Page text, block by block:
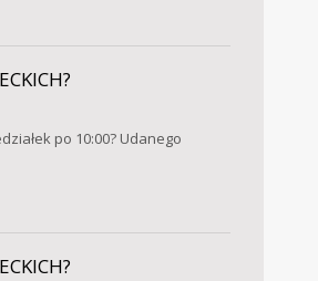
po 10:00? Udanego